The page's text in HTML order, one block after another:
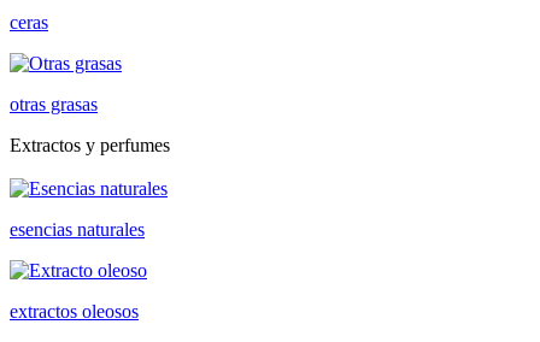
ceras
otras grasas
Extractos y perfumes
esencias naturales
extractos oleosos